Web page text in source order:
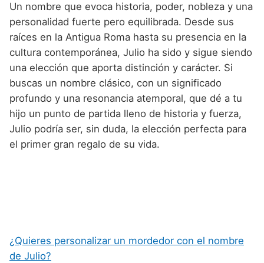
Un nombre que evoca historia, poder, nobleza y una
personalidad fuerte pero equilibrada. Desde sus
raíces en la Antigua Roma hasta su presencia en la
cultura contemporánea, Julio ha sido y sigue siendo
una elección que aporta distinción y carácter. Si
buscas un nombre clásico, con un significado
profundo y una resonancia atemporal, que dé a tu
hijo un punto de partida lleno de historia y fuerza,
Julio podría ser, sin duda, la elección perfecta para
el primer gran regalo de su vida.
¿Quieres personalizar un mordedor con el nombre
de Julio?